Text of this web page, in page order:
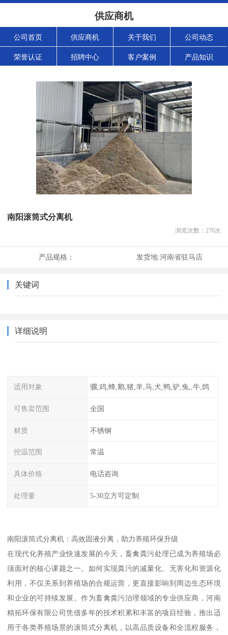
供应商机
公司首页 供应商机 关于我们 公司动态
荣誉认证 招聘中心 客户案例 产品知识
南阳滚筒式分离机
浏览次数： 276次
产品规格： 发货地:河南省驻马店
关键词
详细说明
适用对象 骡,鸡,蜂,鹅,猪,羊,马,犬,鸭,驴,兔,,牛,鸽
可售卖范围 全国
材质 不锈钢
控温范围 常温
具体价格 电话咨询
处理量 5-30立方可定制
南阳滚筒式分离机：高效固液分离，助力养殖环保升级
在现代化养殖产业快速发展的今天，畜禽粪污处理已成为养殖场必
须面对的核心课题之一。如何实现粪污的减量化、无害化和资源化
利用，不仅关系到养殖场的合规运营，更直接影响到周边生态环境
和企业的可持续发展。作为畜禽粪污治理领域的专业供应商，河南
精拓环保有限公司凭借多年的技术积累和丰富的项目经验，推出适
用于各类养殖场景的滚筒式分离机，以高品质设备和全流程服务，